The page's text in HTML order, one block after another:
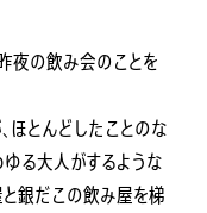
夜の飲み会のことを
ほとんどしたことのな
る大人がするような
銀だこの飲み屋を梯